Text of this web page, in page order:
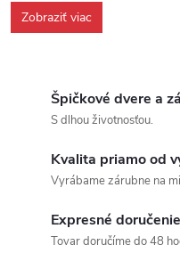
Zobraziť viac
Špičkové dvere a
S dlhou životnosťou.
Kvalita priamo od
Vyrábame zárubne na
Expresné doručenie
Tovar doručíme do 48